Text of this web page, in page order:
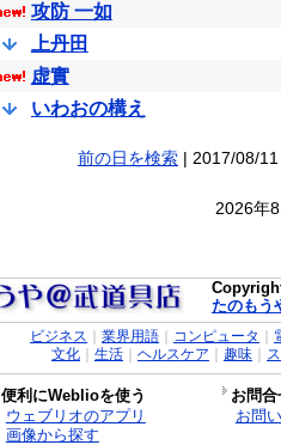
攻防 一如
上丹田
虚實
いわおの構え
前の日を検索| 2017/08/
2026年
たのもう
ビジネス 業界用語｜ コンピュータ
文化｜ 生活｜ ヘルスケア 趣味｜
便利にWeblioを使う
お問
ウェブリオのアプリ
画像から探す
お問